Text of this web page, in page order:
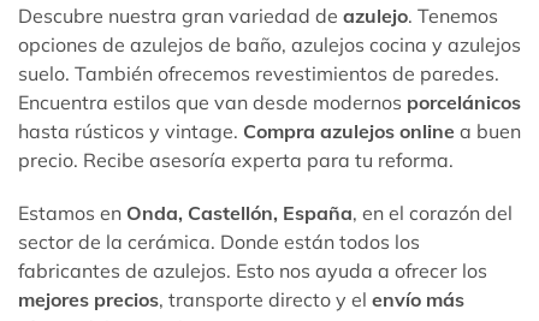
Descubre nuestra gran variedad de azulejo. Tenemos
opciones de azulejos de baño, azulejos cocina y azulejos
suelo. También ofrecemos revestimientos de paredes.
Encuentra estilos que van desde modernos porcelánicos
hasta rústicos y vintage. Compra azulejos online a buen
precio. Recibe asesoría experta para tu reforma.
Estamos en Onda, Castellón, España, en el corazón del
sector de la cerámica. Donde están todos los
fabricantes de azulejos. Esto nos ayuda a ofrecer los
mejores precios, transporte directo y el envío más